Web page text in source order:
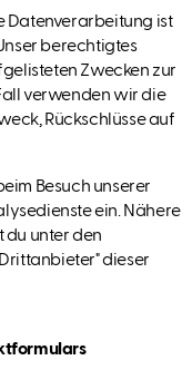
Datenverarbeitung ist
Unser berechtigtes
Zwecken zur
verwenden wir die
Rückschlüsse auf
Besuch unserer
ein. Nähere
du unter den
dieser